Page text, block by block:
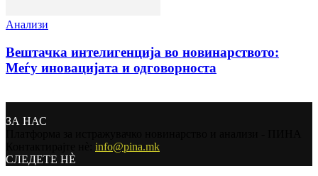
Анализи
Вештачка интелигенција во новинарството:
Меѓу иновацијата и одговорноста
ЗА НАС
info@pina.mk
СЛЕДЕТЕ НЀ